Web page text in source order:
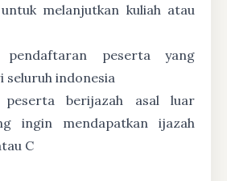
melanjutkan kuliah atau
pendaftaran peserta yang
seluruh indonesia
peserta berijazah asal luar
ingin mendapatkan ijazah
C